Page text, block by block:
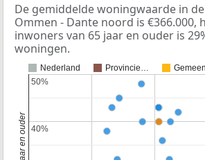
De gemiddelde woningwaarde in
Ommen - Dante noord is €366.000,
inwoners van 65 jaar en ouder is
woningen.
Nederland Provincie…
40%
40%
50%
50%